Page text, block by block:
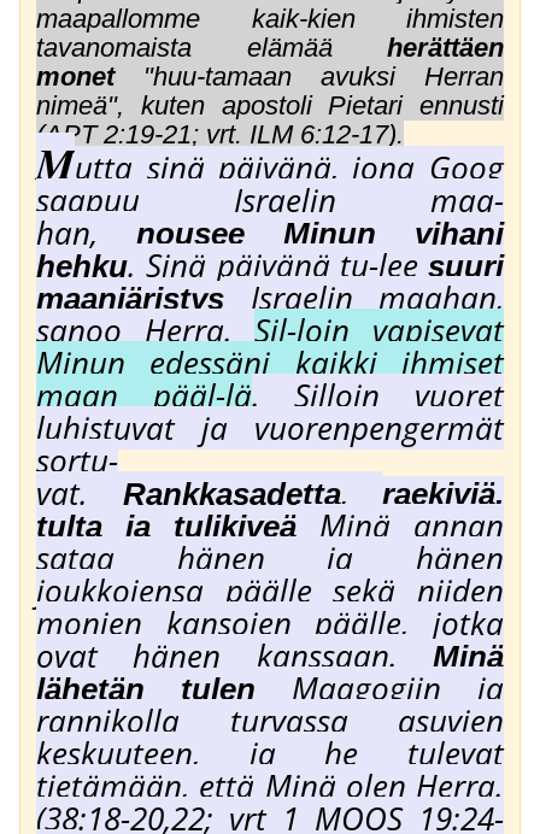
maapallomme kaik-kien ihmisten
tavanomaista elämää herättäen
monet"huu-tamaan avuksi Herran
nimeä", kuten apostoli Pietari ennusti
(APT 2:19-21; vrt. ILM 6:12-17).
Mutta sinä päivänä, jona Goog
saapuu Israelin maa-
han,nousee Minun vihani
hehku. Sinä päivänä tu-lee suuri
maanjäristys
Israelin maahan,
sanoo Herra.Sil-loin vapisevat
Minun edessäni kaikki ihmiset
maan pääl-lä. Silloin vuoret
luhistuvat ja vuorenpengermät
sortu-
vat. Rankkasadetta,
raekiviä,
tulta ja tulikiveä Minä annan
sataa hänen ja hänen
joukkojensa päälle sekä niiden
monien kansojen päälle, jotka
ovat hänen kanssaan.
Minä
lähetän tulen
Maagogiin ja
rannikolla turvassa asuvien
keskuuteen, ja he tulevat
tietämään, että Minä olen Herra.
(38:18-20,22; vrt 1 MOOS 19:24-